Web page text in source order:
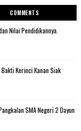
COMMENTS
Nilai Pendidikannya.
Kerinci Kanan Siak
SMA Negeri 2 Dayun